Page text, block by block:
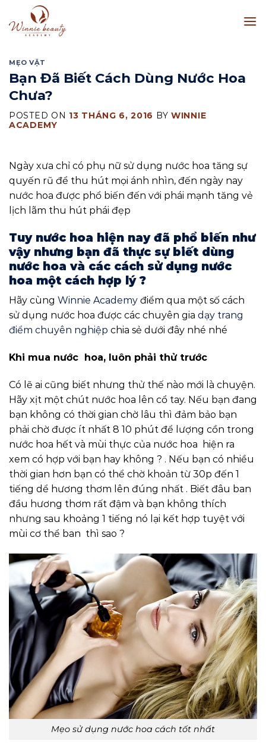
to
content
MẸO VẶT
Bạn Đã Biết Cách Dùng Nước Hoa
Chưa?
POSTED ON 13 THÁNG 6, 2016 BYWINNIE
ACADEMY
Ngày xưa chỉ có phụ nữ sử dụng nước hoa tăng sự
quyến rũ để thu hút mọi ánh nhìn, đến ngày nay
nước hoa được phổ biến đến với phái mạnh tăng vẻ
lịch lãm thu hút phái đẹp
Tuy nước hoa hiện nay đã phổ biến như
vậy nhưng bạn đã thực sự biết dùng
nước hoa và các cách sử dụng nước
hoa một cách hợp lý ?
Hãy cùng Winnie Academy điểm qua một số cách
sử dụng nước hoa được các chuyên gia dạy trang
điểm chuyên nghiệp chia sẻ dưới đây nhé nhé
Khi mua nước hoa, luôn phải thử trước
Có lẽ ai cũng biết nhưng thử thế nào mới là chuyện.
Hãy xịt một chút nước hoa lên cổ tay. Nếu bạn đang
bạn không có thời gian chờ lâu thì đảm bảo bạn
phải chờ được ít nhất 8 10 phút để lượng cồn trong
nước hoa hết và mùi thực của nước hoa hiện ra
xem có hợp với bạn hay không ? . Nếu bạn có nhiều
thời gian hơn bạn có thể chờ khoản từ 30p đến 1
tiếng dể hương thơm lên đúng nhất . Biết đâu ban
đầu hương thơm rất đậm và bạn không thích
nhưng sau khoảng 1 tiếng nó lại kết hợp tuyệt với
mùi cơ thể ban thì sao ?
Mẹo sử dụng nước hoa cách tốt nhất